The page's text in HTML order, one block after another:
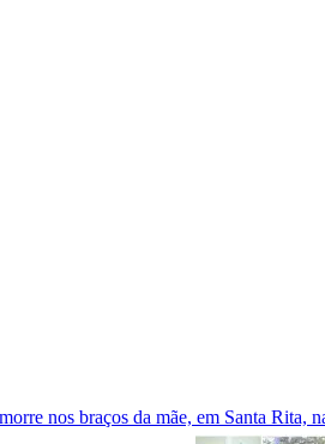
nos braços da mãe, em Santa Rita,